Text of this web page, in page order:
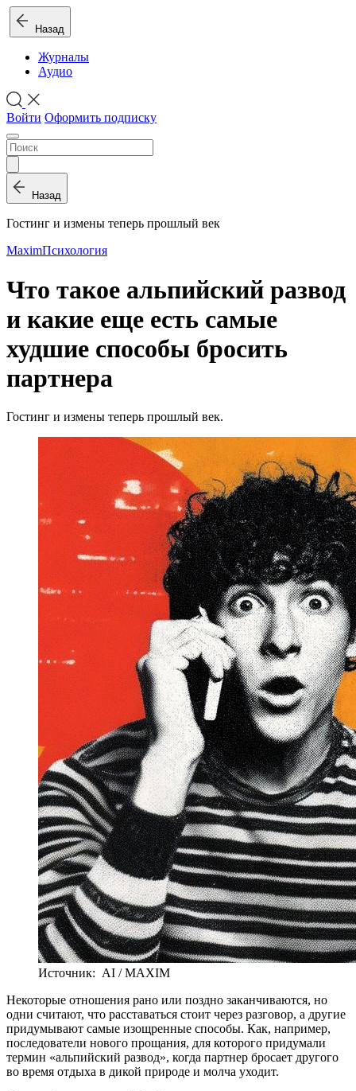
Назад
Журналы
Аудио
Войти Оформить подписку
Назад
Гостинг и измены теперь прошлый век
MaximПсихология
Что такое альпийский развод
и какие еще есть самые
худшие способы бросить
партнера
Гостинг и измены теперь прошлый век.
Источник: AI / MAXIM
Некоторые отношения рано или поздно заканчиваются, но
одни считают, что расставаться стоит через разговор, а другие
придумывают самые изощренные способы. Как, например,
последователи нового прощания, для которого придумали
термин «альпийский развод», когда партнер бросает другого
во время отдыха в дикой природе и молча уходит.